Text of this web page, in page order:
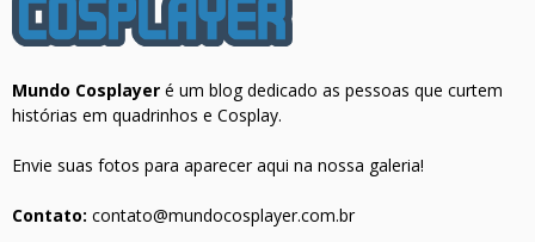
Mundo Cosplayer é um blog dedicado as pessoas que curtem
histórias em quadrinhos e Cosplay.
Envie suas fotos para aparecer aqui na nossa galeria!
Contato: contato@mundocosplayer.com.br